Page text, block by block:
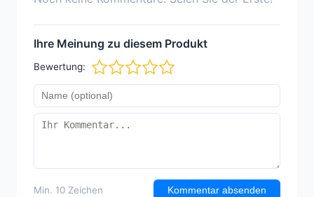
Ihre Meinung zu diesem Produkt
Bewertung:
Min. 10 Zeichen Kommentar absenden